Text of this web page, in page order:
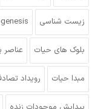
زیست شناسی
بلوک های حیات عناصر
مبدا حیات رویداد